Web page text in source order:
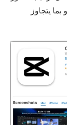
بما يتجاوز